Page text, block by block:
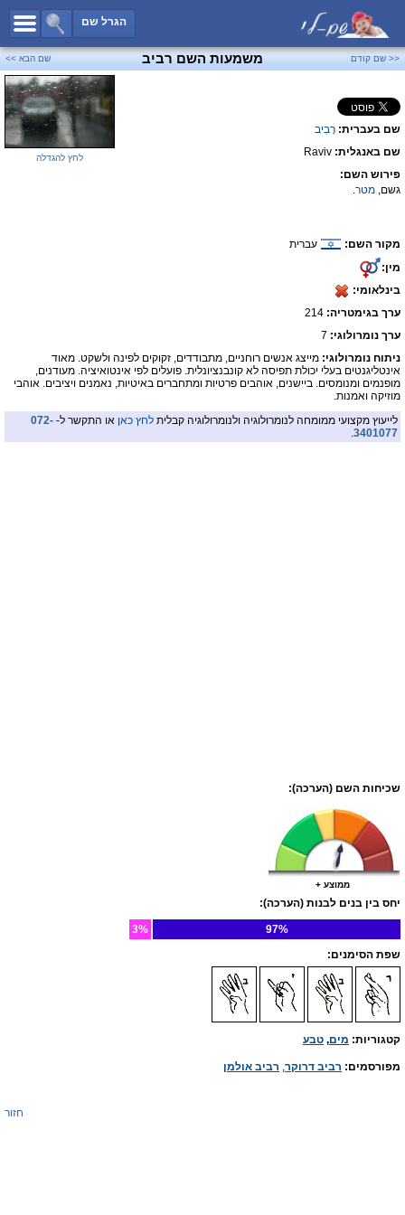
הגרל שם
כל השמות
שמות לבנים
שמות לבנות
שמות משותפים
שמות נפוצים
<< שם קודם משמעות השם רביב שם הבא >>
שם בעברית: רָבִיב
שם באנגלית: Raviv
פירוש השם:
גשם, מטר.
מקור השם:
עברית
מין:
בינלאומי:
ערך בגימטריה:
ערך נומרולוגי: 7
לחץ להגדלה
ניתוח נומרולוגי: מייצג אנשים רוחניים, מתבודדים, זקוקים לפינה ולשקט. מאוד
אינטליגנטים בעלי יכולת תפיסה לא קונבנציונלית. פועלים לפי אינטואיציה. מעודנים,
מופנמים ומנומסים. ביישנים, אוהבים פרטיות ומתחברים באיטיות, נאמנים ויציבים. אוהבי
מוזיקה ואמנות.
לייעוץ מקצועי ממומחה לנומרולוגיה ולנומרולוגיה קבלית לחץ כאן או התקשר ל- 072-
3401077
.
שכיחות השם (הערכה):
ממוצע +
יחס בין בנים לבנות (הערכה):
97%
3%
שפת הסימנים:
קטגוריות: מים, טבע
מפורסמים: רביב דרוקר, רביב אולמן
חזור